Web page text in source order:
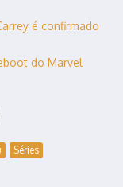
é confirmado
do Marvel
Séries